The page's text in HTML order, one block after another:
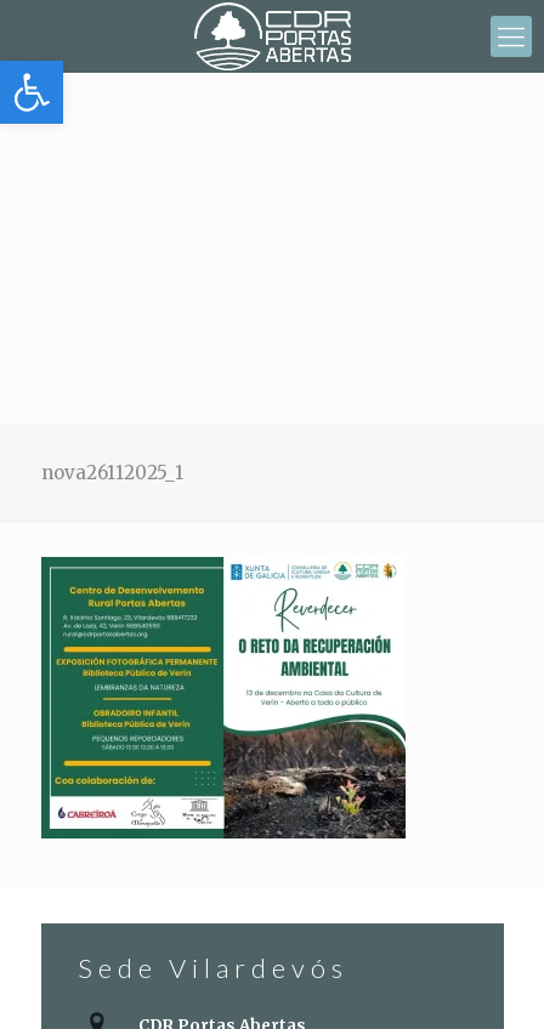
Abrir barra de herramientas
nova26112025_1
Sede Vilardevós